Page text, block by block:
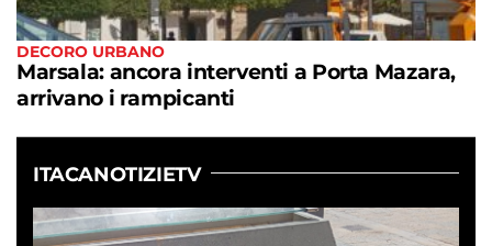
DECORO URBANO
Marsala: ancora interventi a Porta Mazara,
arrivano i rampicanti
ITACANOTIZIETV